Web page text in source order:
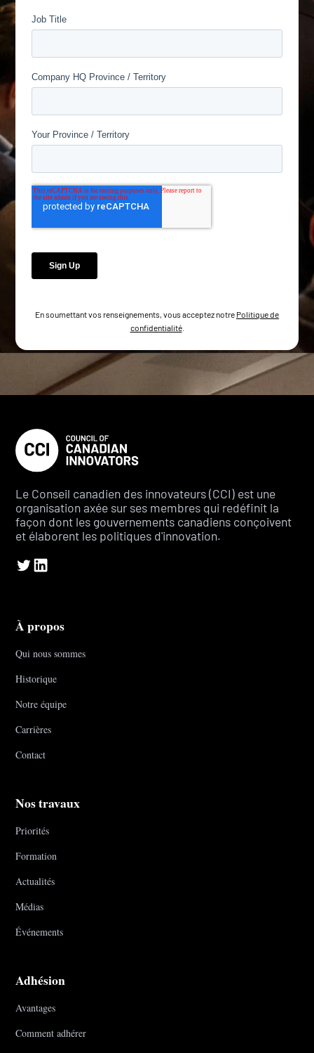
En soumettant vos renseignements, vous acceptez notre Politique de
confidentialité.
Le Conseil canadien des innovateurs (CCI) est une
organisation axée sur ses membres qui redéfinit la
façon dont les gouvernements canadiens conçoivent
et élaborent les politiques d'innovation.
À propos
Qui nous sommes
Historique
Notre équipe
Carrières
Contact
Nos travaux
Priorités
Formation
Actualités
Médias
Événements
Adhésion
Avantages
Comment adhérer